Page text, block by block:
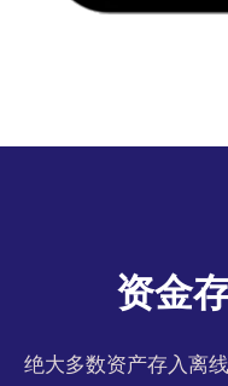
资金
绝大多数资产存入离